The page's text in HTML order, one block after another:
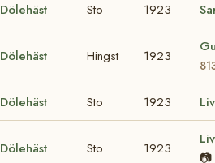
Dölehäst Sto 1923
Dölehäst Hingst 1923
Dölehäst Sto 1923
Dölehäst Sto 1923
📷